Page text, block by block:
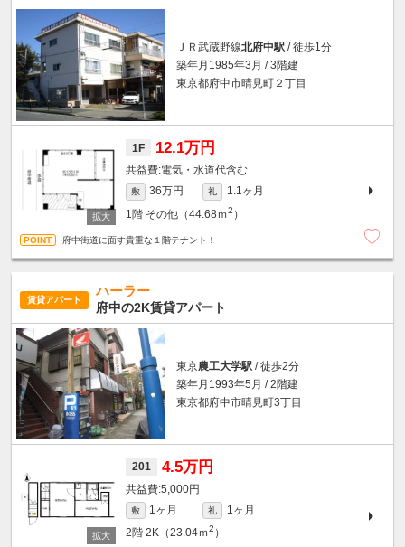
ＪＲ武蔵野線北府中駅 / 徒歩1分
築年月1985年3月 / 3階建
東京都府中市晴見町２丁目
1F 12.1万円
電気・水道代含む
敷 36万円 礼
1.1ヶ月
1階 その他（44.68ｍ2 ）
府中街道に面す貴重な１階テナント！
賃貸アパート
ハーラー
府中の2K賃貸アパート
東京農工大学駅 / 徒歩2分
築年月1993年5月 / 2階建
東京都府中市晴見町3丁目
201 4.5万円
5,000円
敷 1ヶ月 礼
1ヶ月
2階 2K（23.04ｍ2 ）